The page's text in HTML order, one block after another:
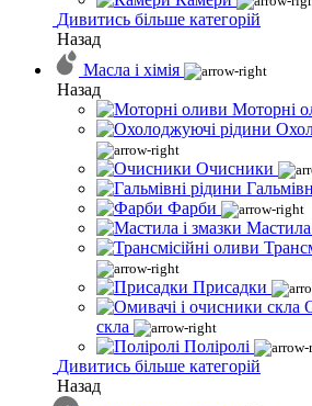
Дивитись більше категорій
Назад
Масла і хімія
Назад
Моторні
Очисники
Фарби
Мастила
Присадки
скла
Поліролі
Дивитись більше категорій
Назад